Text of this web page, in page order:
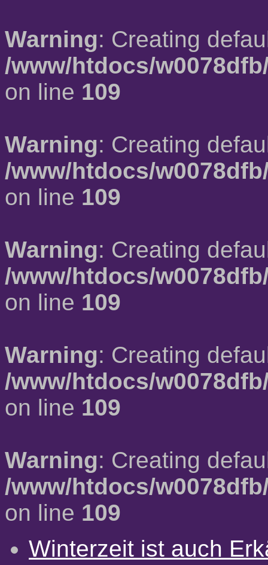
Warning: Creating
/www/htdocs/
on line 109
Warning: Creating
/www/htdocs/
on line 109
Warning: Creating
/www/htdocs/
on line 109
Warning: Creating
/www/htdocs/
on line 109
Warning: Creating
/www/htdocs/
on line 109
Winterzeit ist auch